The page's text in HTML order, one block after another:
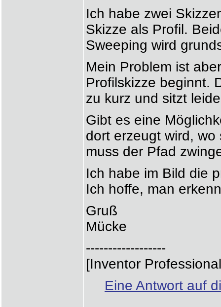
Ich habe zwei
Skizze als Profil.
Sweeping wird
Mein Problem ist
Profilskizze beginnt.
zu kurz und sitzt
Gibt es eine
dort erzeugt wird,
muss der Pfad
Ich habe im Bild die
Ich hoffe, man
Gruß
Mücke
------------------
[Inventor
Eine Antwort auf